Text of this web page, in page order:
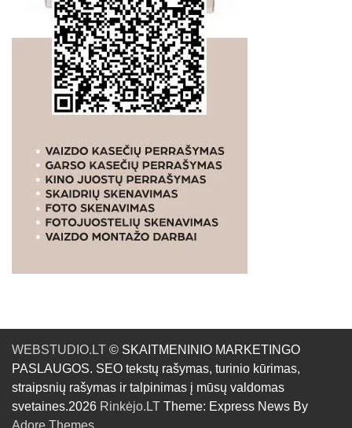
WEBSTUDIO.LT © SKAITMENINIO MARKETINGO
PASLAUGOS. SEO tekstų rašymas, turinio kūrimas,
straipsnių rašymas ir talpinimas į mūsų valdomas
svetaines.2026 Rinkėjo.LT Theme: Express News By
Adore Themes